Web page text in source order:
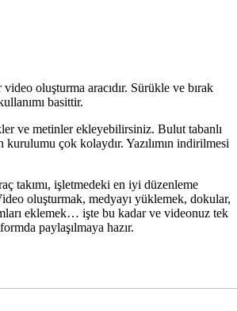
oluşturma aracıdır. Sürükle ve bırak
basittir.
ve metinler ekleyebilirsiniz. Bulut tabanlı
kurulumu çok kolaydır. Yazılımın indirilmesi
takımı, işletmedeki en iyi düzenleme
oluşturmak, medyayı yüklemek, dokular,
eklemek… işte bu kadar ve videonuz tek
paylaşılmaya hazır.